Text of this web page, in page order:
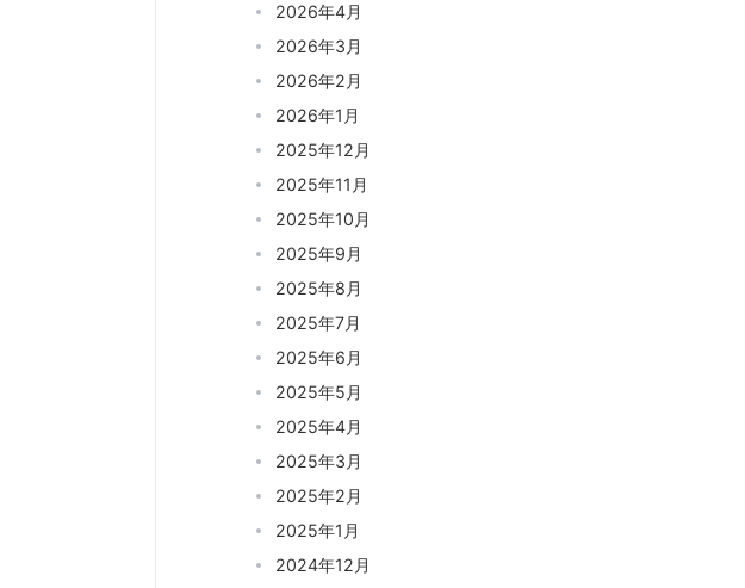
2026年4月
2026年3月
2026年2月
2026年1月
2025年12月
2025年11月
2025年10月
2025年9月
2025年8月
2025年7月
2025年6月
2025年5月
2025年4月
2025年3月
2025年2月
2025年1月
2024年12月